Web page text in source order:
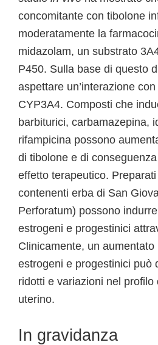
concomitante con tibolone
moderatamente la
midazolam, un substrato
P450. Sulla base di questo
aspettare un’interazione
CYP3A4. Composti che
barbiturici, carbamazepina,
rifampicina possono
di tibolone e di
effetto terapeutico.
contenenti erba di San
Perforatum) possono
estrogeni e progestinici
Clinicamente, un aumentato
estrogeni e progestinici può
ridotti e variazioni nel
uterino.
In gravidanza